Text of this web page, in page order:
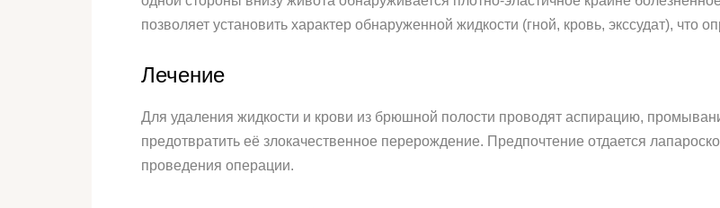
позволяет установить характер обнаруженной жидкости (гной, кровь, экссудат), что
Лечение
Для удаления жидкости и крови из брюшной полости проводят аспирацию,
предотвратить её злокачественное перерождение. Предпочтение отдается
проведения операции.